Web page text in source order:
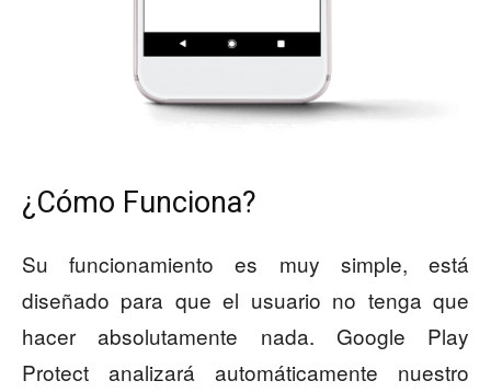
¿Cómo Funciona?
Su funcionamiento es muy simple, está
diseñado para que el usuario no tenga que
hacer absolutamente nada. Google Play
Protect analizará automáticamente nuestro